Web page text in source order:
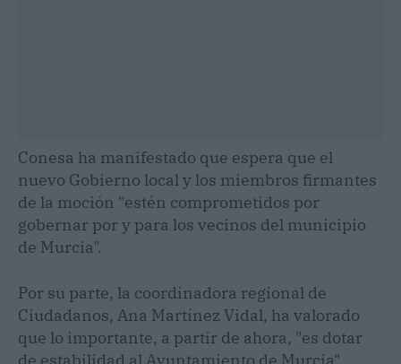
Conesa ha manifestado que espera que el
nuevo Gobierno local y los miembros firmantes
de la moción "estén comprometidos por
gobernar por y para los vecinos del municipio
de Murcia".
Por su parte, la coordinadora regional de
Ciudadanos, Ana Martínez Vidal, ha valorado
que lo importante, a partir de ahora, "es dotar
de estabilidad al Ayuntamiento de Murcia".